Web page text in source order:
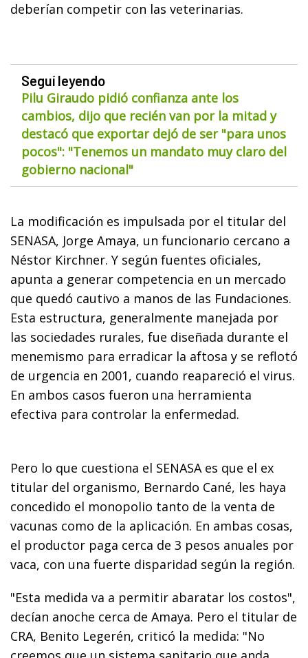
deberían competir con las veterinarias.
Seguí leyendo
Pilu Giraudo pidió confianza ante los
cambios, dijo que recién van por la mitad y
destacó que exportar dejó de ser "para unos
pocos": "Tenemos un mandato muy claro del
gobierno nacional"
La modificación es impulsada por el titular del
SENASA, Jorge Amaya, un funcionario cercano a
Néstor Kirchner. Y según fuentes oficiales,
apunta a generar competencia en un mercado
que quedó cautivo a manos de las Fundaciones.
Esta estructura, generalmente manejada por
las sociedades rurales, fue diseñada durante el
menemismo para erradicar la aftosa y se reflotó
de urgencia en 2001, cuando reapareció el virus.
En ambos casos fueron una herramienta
efectiva para controlar la enfermedad.
Pero lo que cuestiona el SENASA es que el ex
titular del organismo, Bernardo Cané, les haya
concedido el monopolio tanto de la venta de
vacunas como de la aplicación. En ambas cosas,
el productor paga cerca de 3 pesos anuales por
vaca, con una fuerte disparidad según la región.
"Esta medida va a permitir abaratar los costos",
decían anoche cerca de Amaya. Pero el titular de
CRA, Benito Legerén, criticó la medida: "No